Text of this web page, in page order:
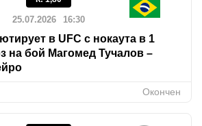
25.07.2026 16:30
в UFC с нокаута в 1
на бой Магомед Тучалов –
Окончен